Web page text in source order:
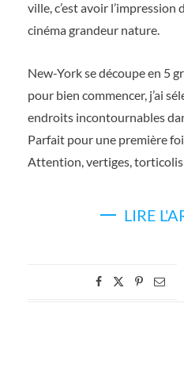
ville, c’est avoir l’impression
cinéma grandeur nature.
New-York se découpe en 5
pour bien commencer, j’ai
endroits incontournables
Parfait pour une première
Attention, vertiges,
LIRE